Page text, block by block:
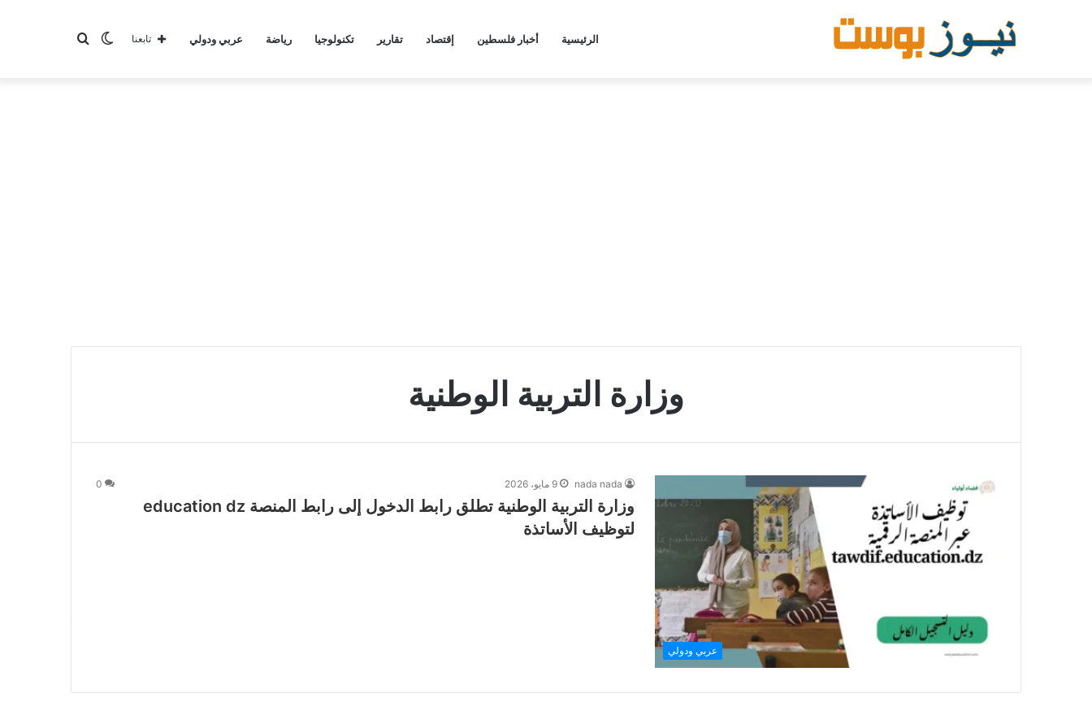
الرئيسية أخبار فلسطين إقتصاد تقارير تكنولوجيا رياضة عربي ودولي بحثالوضع تابعنا
وزارة التربية الوطنية
عربي ودولي
nada nada 9 مايو، 2026 0
وزارة التربية الوطنية تطلق رابط الدخول إلى رابط المنصة education dz
لتوظيف الأساتذة